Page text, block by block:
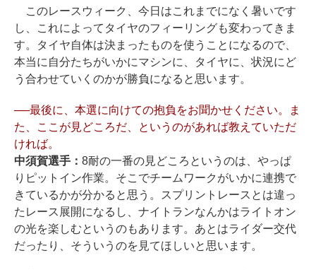
このレースウィーク、今日はこれまでになく暑いです
し、これによってタイヤのフィーリングも変わってきま
す。タイヤ自体は決まったものを使うことになるので、
本当に自分たちがいかにマシンに、タイヤに、状況にど
う合わせていくのかが勝負になると思います。
──最後に、本選に向けての抱負をお聞かせください。ま
た、ここが見どころだ、というのがあれば教えていただ
ければ。
中須賀選手： 8耐の一番の見どころというのは、やっぱ
りピットイン作業。そこでチームワークがいかに連携で
きているかが分かると思う。スプリントレースとは違っ
たレース展開になるし、ナイトランなんかはライトオン
の光を楽しむというのもあります。あとはライダー交代
だったり、そういうのを見てほしいと思います。